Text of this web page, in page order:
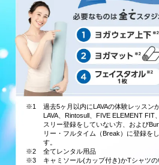
※1
過去5ヶ月以内にLAVAの体験レッスン
LAVA、Rintosull、FIVE ELEMENT FIT
スリー登録をしていない方、および
リー・フルタイム（Break）に登録を
す。
※2
全てレンタル用品
※3
キャミソール(カップ付き)かTシャツ